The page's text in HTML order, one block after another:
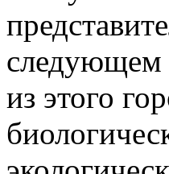
следующем
из этого